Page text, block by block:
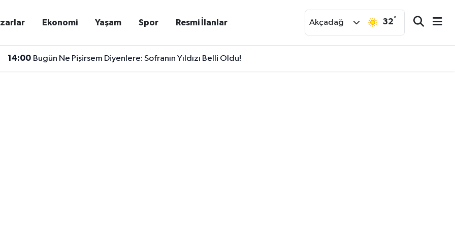
Ekonomi Yaşam Spor Resmi İlanlar Akçadağ 32°
14:00 Bugün Ne Pişirsem Diyenlere: Sofranın Yıldızı Belli Oldu!